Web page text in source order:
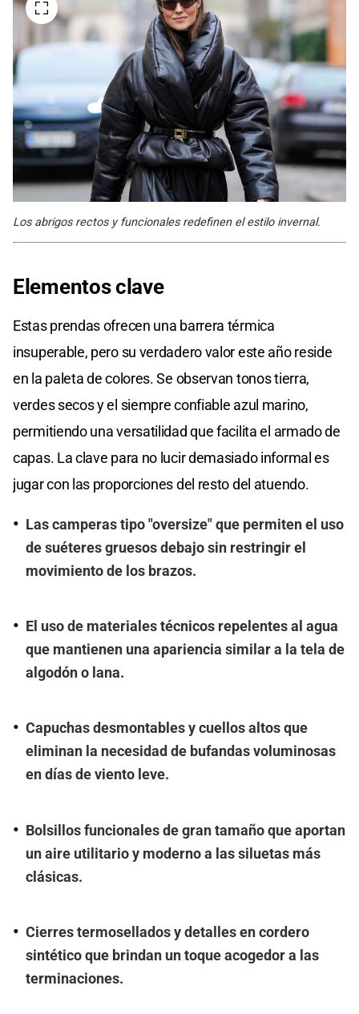
Los abrigos rectos y funcionales redefinen el estilo invernal.
Elementos clave
Estas prendas ofrecen una barrera térmica
insuperable, pero su verdadero valor este año reside
en la paleta de colores. Se observan tonos tierra,
verdes secos y el siempre confiable azul marino,
permitiendo una versatilidad que facilita el armado de
capas. La clave para no lucir demasiado informal es
jugar con las proporciones del resto del atuendo.
Las camperas tipo "oversize" que permiten el uso
de suéteres gruesos debajo sin restringir el
movimiento de los brazos.
El uso de materiales técnicos repelentes al agua
que mantienen una apariencia similar a la tela de
algodón o lana.
Capuchas desmontables y cuellos altos que
eliminan la necesidad de bufandas voluminosas
en días de viento leve.
Bolsillos funcionales de gran tamaño que aportan
un aire utilitario y moderno a las siluetas más
clásicas.
Cierres termosellados y detalles en cordero
sintético que brindan un toque acogedor a las
terminaciones.